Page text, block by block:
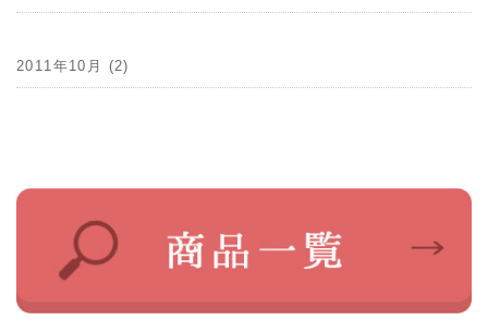
2011年10月 (2)